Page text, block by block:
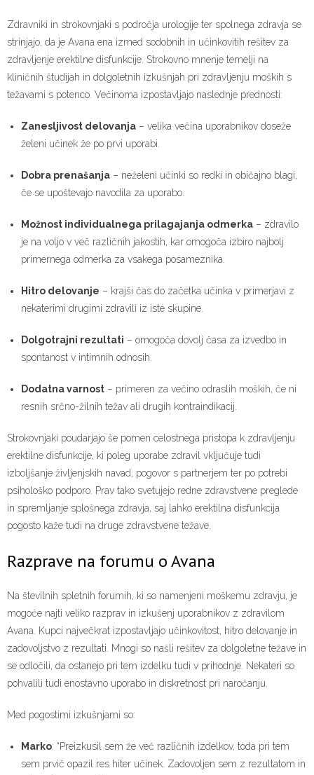
Zdravniki in strokovnjaki s področja urologije ter spolnega zdravja se
strinjajo, da je Avana ena izmed sodobnih in učinkovitih rešitev za
zdravljenje erektilne disfunkcije. Strokovno mnenje temelji na
kliničnih študijah in dolgoletnih izkušnjah pri zdravljenju moških s
težavami s potenco. Večinoma izpostavljajo naslednje prednosti:
Zanesljivost delovanja – velika večina uporabnikov doseže
želeni učinek že po prvi uporabi.
Dobra prenašanja – neželeni učinki so redki in običajno blagi,
če se upoštevajo navodila za uporabo.
Možnost individualnega prilagajanja odmerka – zdravilo
je na voljo v več različnih jakostih, kar omogoča izbiro najbolj
primernega odmerka za vsakega posameznika.
Hitro delovanje – krajši čas do začetka učinka v primerjavi z
nekaterimi drugimi zdravili iz iste skupine.
Dolgotrajni rezultati – omogoča dovolj časa za izvedbo in
spontanost v intimnih odnosih.
Dodatna varnost – primeren za večino odraslih moških, če ni
resnih srčno-žilnih težav ali drugih kontraindikacij.
Strokovnjaki poudarjajo še pomen celostnega pristopa k zdravljenju
erektilne disfunkcije, ki poleg uporabe zdravil vključuje tudi
izboljšanje življenjskih navad, pogovor s partnerjem ter po potrebi
psihološko podporo. Prav tako svetujejo redne zdravstvene preglede
in spremljanje splošnega zdravja, saj lahko erektilna disfunkcija
pogosto kaže tudi na druge zdravstvene težave.
Razprave na forumu o Avana
Na številnih spletnih forumih, ki so namenjeni moškemu zdravju, je
mogoče najti veliko razprav in izkušenj uporabnikov z zdravilom
Avana. Kupci največkrat izpostavljajo učinkovitost, hitro delovanje in
zadovoljstvo z rezultati. Mnogi so našli rešitev za dolgoletne težave in
se odločili, da ostanejo pri tem izdelku tudi v prihodnje. Nekateri so
pohvalili tudi enostavno uporabo in diskretnost pri naročanju.
Med pogostimi izkušnjami so:
Marko: “Preizkusil sem že več različnih izdelkov, toda pri tem
sem prvič opazil res hiter učinek. Zadovoljen sem z rezultatom in